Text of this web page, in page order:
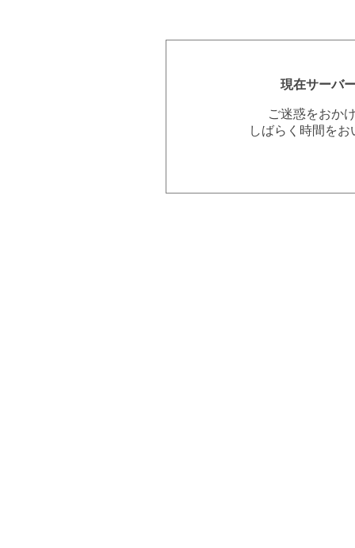
現在サーバ
ご迷惑をおか
しばらく時間を